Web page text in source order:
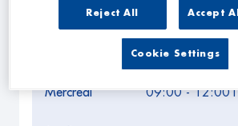
09:00 - 12:00
09:00 - 12:00
Mercredi 09:00 - 12:00
Reject All Accept
Cookie Settings